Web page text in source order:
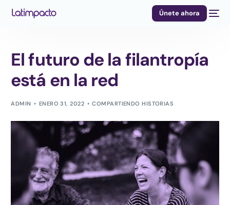
Únete ahora
El futuro de la filantropía
está en la red
ADMIN ENERO 31, 2022 COMPARTIENDO HISTORIAS